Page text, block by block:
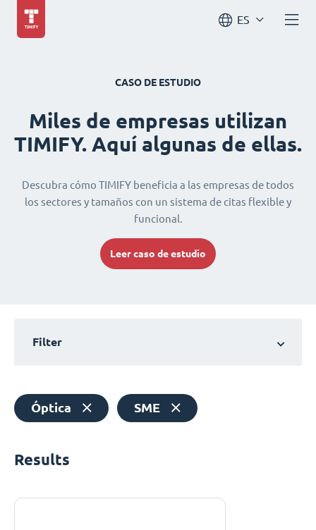
ES
CASO DE ESTUDIO
Miles de empresas utilizan
TIMIFY. Aquí algunas de ellas.
Descubra cómo TIMIFY beneficia a las empresas de todos
los sectores y tamaños con un sistema de citas flexible y
funcional.
Leer caso de estudio
Filter
Óptica SME
Results